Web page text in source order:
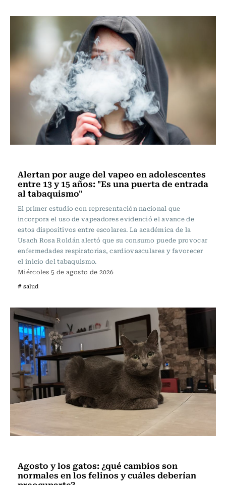
Alertan por auge del vapeo en adolescentes
entre 13 y 15 años: "Es una puerta de entrada
al tabaquismo"
El primer estudio con representación nacional que
incorpora el uso de vapeadores evidenció el avance de
estos dispositivos entre escolares. La académica de la
Usach Rosa Roldán alertó que su consumo puede provocar
enfermedades respiratorias, cardiovasculares y favorecer
el inicio del tabaquismo.
Miércoles 5 de agosto de 2026
# salud
Agosto y los gatos: ¿qué cambios son
normales en los felinos y cuáles deberían